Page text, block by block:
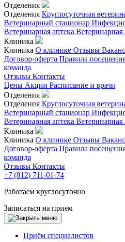
Отделения
Отделения Круглосуточная
Ветеринарный стационар
Ветеринарная аптека Ветеринарная
Клиника
Клиника О клинике Отзывы
Договор-оферта Правила
команда
Отзывы Контакты
Цены Акции Расписание и врачи
Отделения
Отделения Круглосуточная
Ветеринарный стационар
Ветеринарная аптека Ветеринарная
Клиника
Клиника О клинике Отзывы
Договор-оферта Правила
команда
Отзывы Контакты
+7 (812) 711-01-74
Работаем круглосуточно
Записаться на прием
Приём специалистов